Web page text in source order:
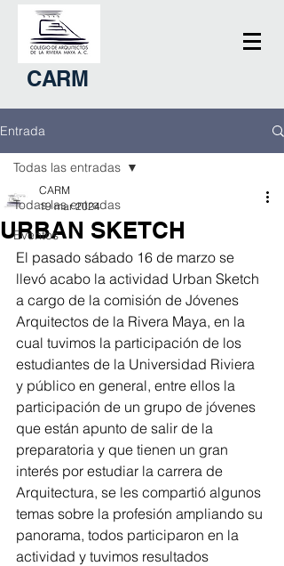
CARM
Entrada
Todas las entradas
Eventos
Todas las entradas
URBAN SKETCH
CARM
19 mar 2024
El pasado sábado 16 de marzo se
llevó acabo la actividad Urban Sketch
a cargo de la comisión de Jóvenes
Arquitectos de la Rivera Maya, en la
cual tuvimos la participación de los
estudiantes de la Universidad Riviera
y público en general, entre ellos la
participación de un grupo de jóvenes
que están apunto de salir de la
preparatoria y que tienen un gran
interés por estudiar la carrera de
Arquitectura, se les compartió algunos
temas sobre la profesión ampliando su
panorama, todos participaron en la
actividad y tuvimos resultados